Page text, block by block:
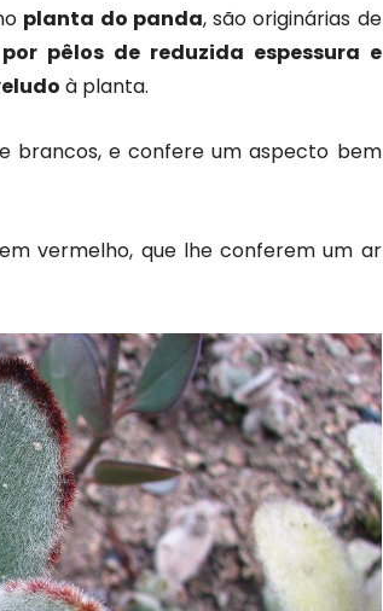
planta do panda, são originárias de
pêlos de reduzida espessura e
à planta.
brancos, e confere um aspecto bem
vermelho, que lhe conferem um ar